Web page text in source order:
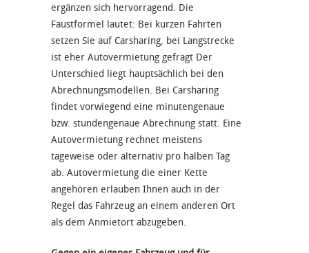
ergänzen sich hervorragend. Die
Faustformel lautet: Bei kurzen Fahrten
setzen Sie auf Carsharing, bei Langstrecke
ist eher Autovermietung gefragt Der
Unterschied liegt hauptsächlich bei den
Abrechnungsmodellen. Bei Carsharing
findet vorwiegend eine minutengenaue
bzw. stundengenaue Abrechnung statt. Eine
Autovermietung rechnet meistens
tageweise oder alternativ pro halben Tag
ab. Autovermietung die einer Kette
angehören erlauben Ihnen auch in der
Regel das Fahrzeug an einem anderen Ort
als dem Anmietort abzugeben.